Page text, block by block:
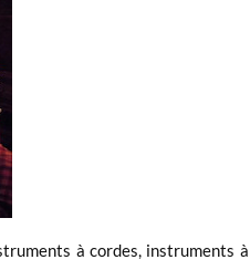
à cordes, instruments à